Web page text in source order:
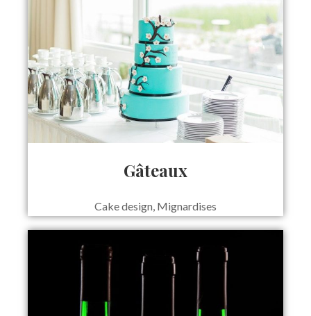
Gâteaux
Cake design, Mignardises